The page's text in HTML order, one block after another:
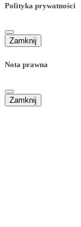
Polityka prywatności
Zamknij
Nota prawna
Zamknij